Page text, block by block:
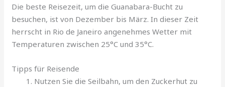
Die beste Reisezeit, um die Guanabara-Bucht zu
besuchen, ist von Dezember bis März. In dieser Zeit
herrscht in Rio de Janeiro angenehmes Wetter mit
Temperaturen zwischen 25°C und 35°C.
Tipps für Reisende
Nutzen Sie die Seilbahn, um den Zuckerhut zu